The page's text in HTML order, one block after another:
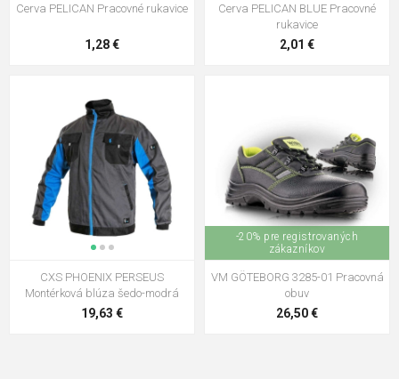
Cerva PELICAN Pracovné rukavice
1,28 €
Cerva PELICAN BLUE Pracovné
rukavice
2,01 €
CXS PHOENIX PERSEUS
Montérková blúza šedo-modrá
19,63 €
-20% pre registrovaných
zákazníkov
VM GÖTEBORG 3285-01 Pracovná
obuv
26,50 €